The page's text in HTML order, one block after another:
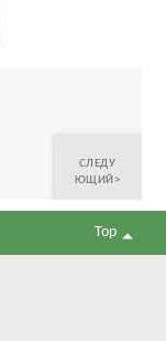
СЛЕДУ
ЮЩИЙ>
Top